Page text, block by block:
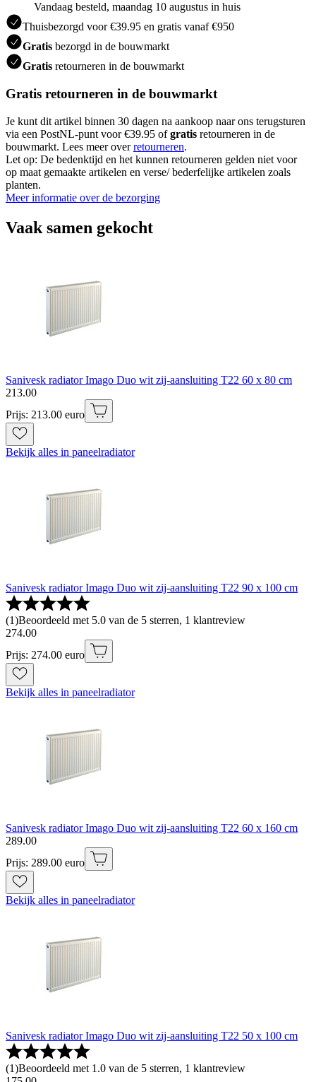
Vandaag besteld, maandag 10 augustus in huis
Thuisbezorgd voor €39.95 en gratis vanaf €950
Gratis bezorgd in de bouwmarkt
Gratis retourneren in de bouwmarkt
Gratis retourneren in de bouwmarkt
Je kunt dit artikel binnen 30 dagen na aankoop naar ons terugsturen
via een PostNL-punt voor €39.95 ofgratis retourneren in de
bouwmarkt. Lees meer overretourneren.
Let op: De bedenktijd en het kunnen retourneren gelden niet voor
op maat gemaakte artikelen en verse/ bederfelijke artikelen zoals
planten.
Meer informatie over de bezorging
Vaak samen gekocht
Sanivesk radiator Imago Duo wit zij-aansluiting T22 60 x 80 cm
213.00
Prijs: 213.00 euro
Bekijk alles in paneelradiator
Sanivesk radiator Imago Duo wit zij-aansluiting T22 90 x 100 cm
(1)Beoordeeld met 5.0 van de 5 sterren, 1 klantreview
274.00
Prijs: 274.00 euro
Bekijk alles in paneelradiator
Sanivesk radiator Imago Duo wit zij-aansluiting T22 60 x 160 cm
289.00
Prijs: 289.00 euro
Bekijk alles in paneelradiator
Sanivesk radiator Imago Duo wit zij-aansluiting T22 50 x 100 cm
(1)Beoordeeld met 1.0 van de 5 sterren, 1 klantreview